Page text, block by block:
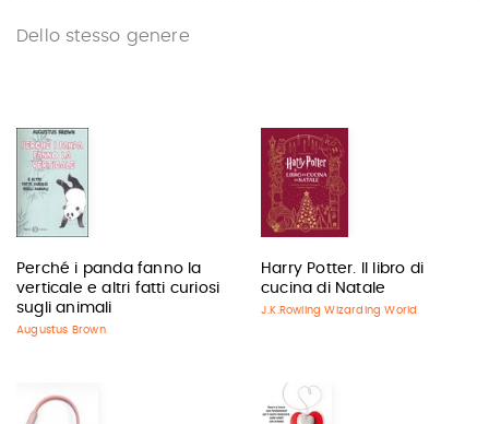
Dello stesso genere
Perché i panda fanno la
verticale e altri fatti curiosi
sugli animali
Augustus Brown
Harry Potter. Il libro di
cucina di Natale
J.K.Rowling Wizarding World